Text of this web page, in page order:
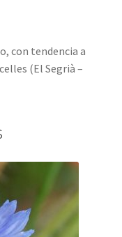
con tendencia a
(El Segrià –